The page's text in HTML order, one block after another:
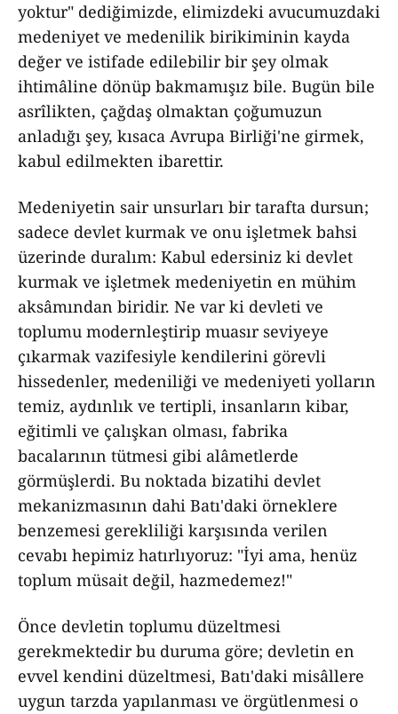
yoktur" dediğimizde, elimizdeki avucumuzdaki
medeniyet ve medenilik birikiminin kayda
değer ve istifade edilebilir bir şey olmak
ihtimâline dönüp bakmamışız bile. Bugün bile
asrîlikten, çağdaş olmaktan çoğumuzun
anladığı şey, kısaca Avrupa Birliği'ne girmek,
kabul edilmekten ibarettir.
Medeniyetin sair unsurları bir tarafta dursun;
sadece devlet kurmak ve onu işletmek bahsi
üzerinde duralım: Kabul edersiniz ki devlet
kurmak ve işletmek medeniyetin en mühim
aksâmından biridir. Ne var ki devleti ve
toplumu modernleştirip muasır seviyeye
çıkarmak vazifesiyle kendilerini görevli
hissedenler, medeniliği ve medeniyeti yolların
temiz, aydınlık ve tertipli, insanların kibar,
eğitimli ve çalışkan olması, fabrika
bacalarının tütmesi gibi alâmetlerde
görmüşlerdi. Bu noktada bizatihi devlet
mekanizmasının dahi Batı'daki örneklere
benzemesi gerekliliği karşısında verilen
cevabı hepimiz hatırlıyoruz: "İyi ama, henüz
toplum müsait değil, hazmedemez!"
Önce devletin toplumu düzeltmesi
gerekmektedir bu duruma göre; devletin en
evvel kendini düzeltmesi, Batı'daki misâllere
uygun tarzda yapılanması ve örgütlenmesi o